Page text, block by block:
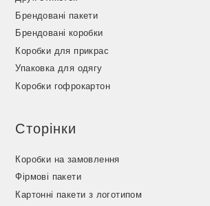
Брендовані пакети
Брендовані коробки
Коробки для прикрас
Упаковка для одягу
Коробки гофрокартон
Сторінки
Коробки на замовлення
Фірмові пакети
Картонні пакети з логотипом